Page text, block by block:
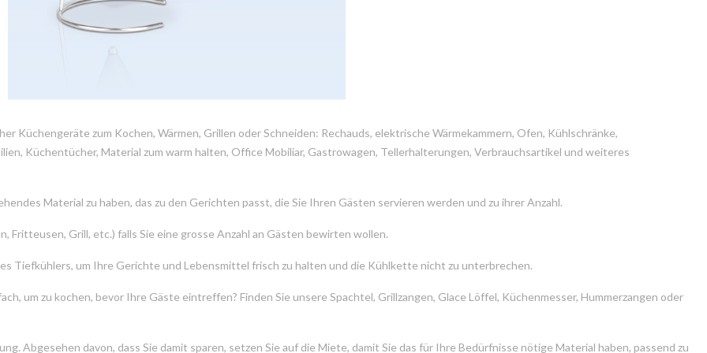
Küchengeräte zum Kochen, Wärmen, Grillen oder Schneiden: Rechauds, elektrische Wärmekammern, Ofen, Kühlschränke,
Küchentücher, Material zum warm halten, Office Mobiliar, Gastrowagen, Tellerhalterungen, Verbrauchsartikel und weiteres
Material zu haben, das zu den Gerichten passt, die Sie Ihren Gästen servieren werden und zu ihrer Anzahl.
Fritteusen, Grill, etc.) falls Sie eine grosse Anzahl an Gästen bewirten wollen.
Tiefkühlers, um Ihre Gerichte und Lebensmittel frisch zu halten und die Kühlkette nicht zu unterbrechen.
um zu kochen, bevor Ihre Gäste eintreffen? Finden Sie unsere Spachtel, Grillzangen, Glace Löffel, Küchenmesser, Hummerzangen oder
Abgesehen davon, dass Sie damit sparen, setzen Sie auf die Miete, damit Sie das für Ihre Bedürfnisse nötige Material haben, passend zu